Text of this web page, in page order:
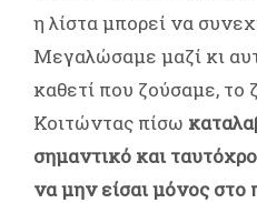
η λίστα μπορεί να
Μεγαλώσαμε μαζί κι
καθετί που ζούσαμε, το
Κοιτώντας πίσω
σημαντικό και
να μην είσαι μόνος